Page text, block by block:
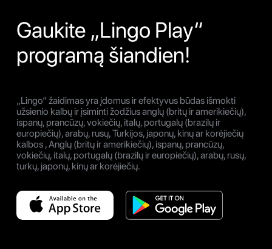
Gaukite „Lingo Play“
programą šiandien!
„Lingo“ žaidimas yra įdomus ir efektyvus būdas išmokti
užsienio kalbų ir įsiminti žodžius anglų (britų ir amerikiečių),
ispanų, prancūzų, vokiečių, italų, portugalų (brazilų ir
europiečių), arabų, rusų, Turkijos, japonų, kinų ar korėjiečių
kalbos , Anglų (britų ir amerikiečių), ispanų, prancūzų,
vokiečių, italų, portugalų (brazilų ir europiečių), arabų, rusų,
turkų, japonų, kinų ar korėjiečių.